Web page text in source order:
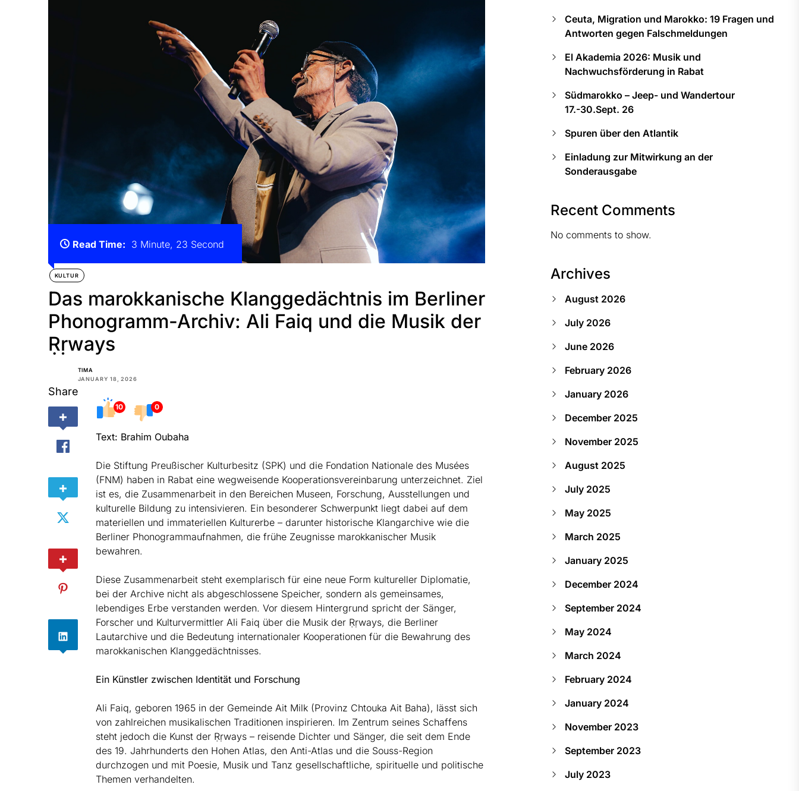
Read Time: 3 Minute, 23 Second
KULTUR
Das marokkanische Klanggedächtnis im Berliner
Phonogramm-Archiv: Ali Faiq und die Musik der
Ṛṛways
TIMA
JANUARY 18, 2026
Share
10 0
Text: Brahim Oubaha
Die Stiftung Preußischer Kulturbesitz (SPK) und die Fondation Nationale des Musées
(FNM) haben in Rabat eine wegweisende Kooperationsvereinbarung unterzeichnet. Ziel
ist es, die Zusammenarbeit in den Bereichen Museen, Forschung, Ausstellungen und
kulturelle Bildung zu intensivieren. Ein besonderer Schwerpunkt liegt dabei auf dem
materiellen und immateriellen Kulturerbe – darunter historische Klangarchive wie die
Berliner Phonogrammaufnahmen, die frühe Zeugnisse marokkanischer Musik
bewahren.
Diese Zusammenarbeit steht exemplarisch für eine neue Form kultureller Diplomatie,
bei der Archive nicht als abgeschlossene Speicher, sondern als gemeinsames,
lebendiges Erbe verstanden werden. Vor diesem Hintergrund spricht der Sänger,
Forscher und Kulturvermittler Ali Faiq über die Musik der Ṛṛways, die Berliner
Lautarchive und die Bedeutung internationaler Kooperationen für die Bewahrung des
marokkanischen Klanggedächtnisses.
Ein Künstler zwischen Identität und Forschung
Ali Faiq, geboren 1965 in der Gemeinde Ait Milk (Provinz Chtouka Ait Baha), lässt sich
von zahlreichen musikalischen Traditionen inspirieren. Im Zentrum seines Schaffens
steht jedoch die Kunst der Ṛṛways – reisende Dichter und Sänger, die seit dem Ende
des 19. Jahrhunderts den Hohen Atlas, den Anti-Atlas und die Souss-Region
durchzogen und mit Poesie, Musik und Tanz gesellschaftliche, spirituelle und politische
Themen verhandelten.
Ceuta, Migration und Marokko: 19 Fragen und
Antworten gegen Falschmeldungen
El Akademia 2026: Musik und
Nachwuchsförderung in Rabat
Südmarokko – Jeep- und Wandertour
17.-30.Sept. 26
Spuren über den Atlantik
Einladung zur Mitwirkung an der
Sonderausgabe
Recent Comments
No comments to show.
Archives
August 2026
July 2026
June 2026
February 2026
January 2026
December 2025
November 2025
August 2025
July 2025
May 2025
March 2025
January 2025
December 2024
September 2024
May 2024
March 2024
February 2024
January 2024
November 2023
September 2023
July 2023